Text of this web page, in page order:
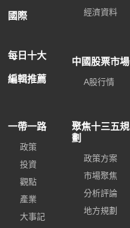
國際
每日十大
編輯推薦
經濟資料
中國股票市場
A股行情
一帶一路
政策
投資
觀點
產業
大事記
聚焦十三五規
劃
政策方案
市場聚焦
分析評論
地方規劃